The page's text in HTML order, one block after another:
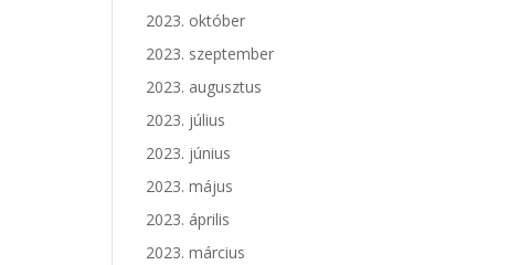
2023. október
2023. szeptember
2023. augusztus
2023. július
2023. június
2023. május
2023. április
2023. március